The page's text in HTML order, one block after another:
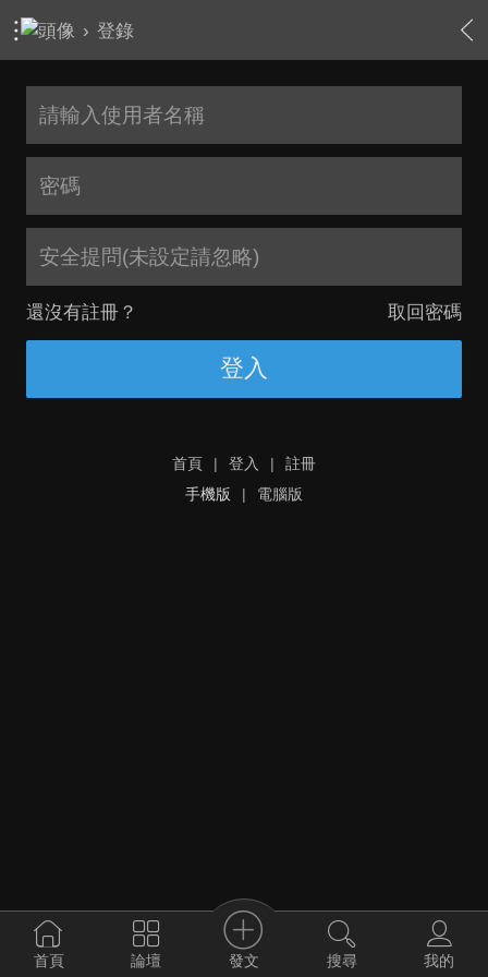
› 登錄
安全提問(未設定請忽略)
還沒有註冊？ 取回密碼
登入
首頁 | 登入 |
註冊
手機版
| 電腦版
首頁 論壇 發文 搜尋 我的